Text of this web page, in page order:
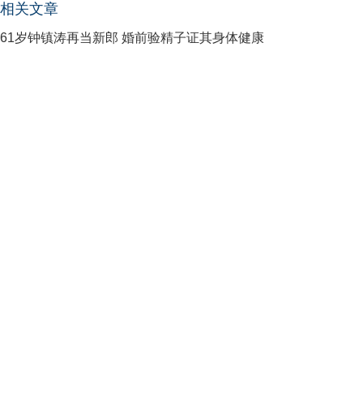
相关文章
61岁钟镇涛再当新郎 婚前验精子证其身体健康